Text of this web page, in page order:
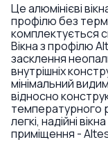
Це алюмінієві
профілю без
комплектується
Вікна з профілю
засклення
внутрішніх
мінімальний
відносно
температурного
легкі, надійні
приміщення -